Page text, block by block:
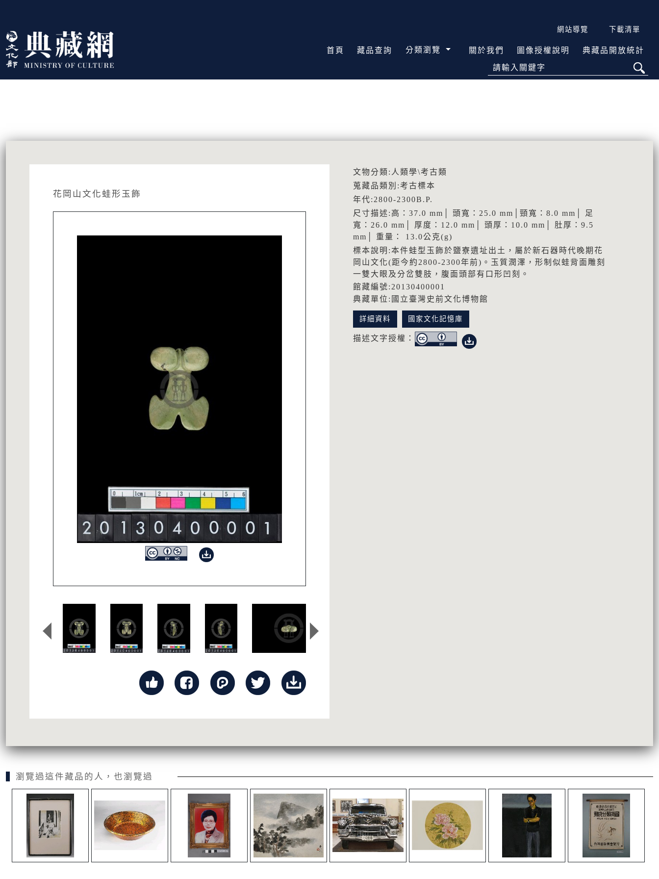
:::
網站導覽 下載清單
首頁 藏品查詢 分類瀏覽 關於我們 圖像授權說明 典藏品開放統計
請輸入關鍵字
花岡山文化蛙形玉飾
文物分類:人類學\考古類
蒐藏品類別:考古標本
年代:2800-2300B.P.
尺寸描述:高：37.0 mm│ 頭寬：25.0 mm│頸寬：8.0 mm│ 足
寬：26.0 mm│ 厚度：12.0 mm│ 頭厚：10.0 mm│ 肚厚：9.5
mm│ 重量： 13.0公克(g)
標本說明:本件蛙型玉飾於鹽寮遺址出土，屬於新石器時代晚期花
岡山文化(距今約2800-2300年前)。玉質潤澤，形制似蛙背面雕刻
一雙大眼及分岔雙肢，腹面頭部有口形凹刻。
館藏編號:20130400001
典藏單位:國立臺灣史前文化博物館
詳細資料 國家文化記憶庫
描述文字授權：
瀏覽過這件藏品的人，也瀏覽過